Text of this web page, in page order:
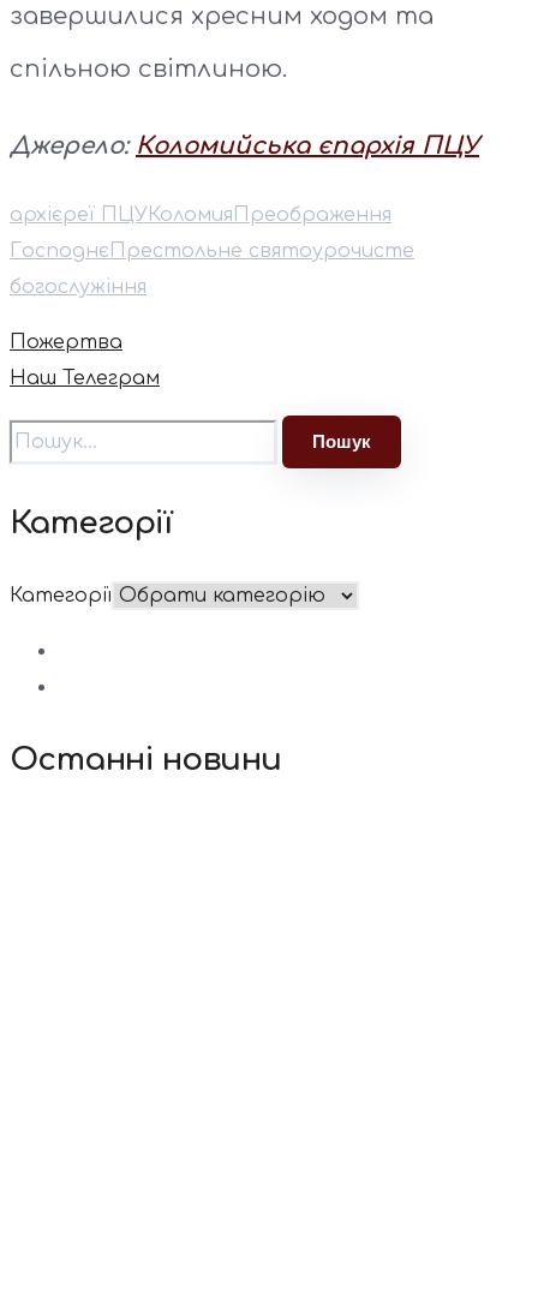
завершилися хресним ходом та
спільною світлиною.
Джерело: Коломийська єпархія ПЦУ
архієреї ПЦУ Коломия Преображення
Господнє Престольне святоурочисте
богослужіння
Пожертва
Наш Телеграм
Категорії
Категорії
Останні новини